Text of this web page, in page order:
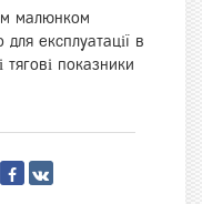
малюнком
експлуатації в
показники